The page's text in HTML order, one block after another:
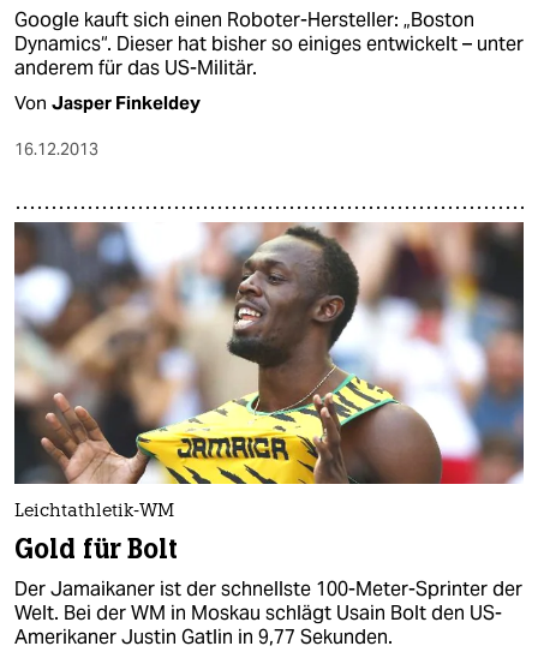
Google kauft sich einen Roboter-Hersteller: „Boston
Dynamics“. Dieser hat bisher so einiges entwickelt – unter
anderem für das US-Militär.
Von Jasper Finkeldey
16.12.2013
Leichtathletik-WM
Gold für Bolt
Der Jamaikaner ist der schnellste 100-Meter-Sprinter der
Welt. Bei der WM in Moskau schlägt Usain Bolt den US-
Amerikaner Justin Gatlin in 9,77 Sekunden.